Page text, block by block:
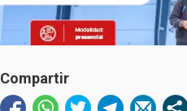
Compartir